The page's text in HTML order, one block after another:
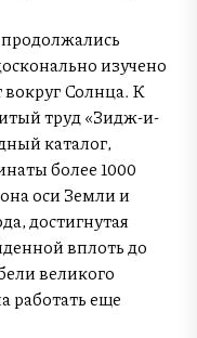
изучено
Солнца. К
труд «Зидж-и-
каталог,
более 1000
оси Земли и
достигнутая
вплоть до
великого
работать еще